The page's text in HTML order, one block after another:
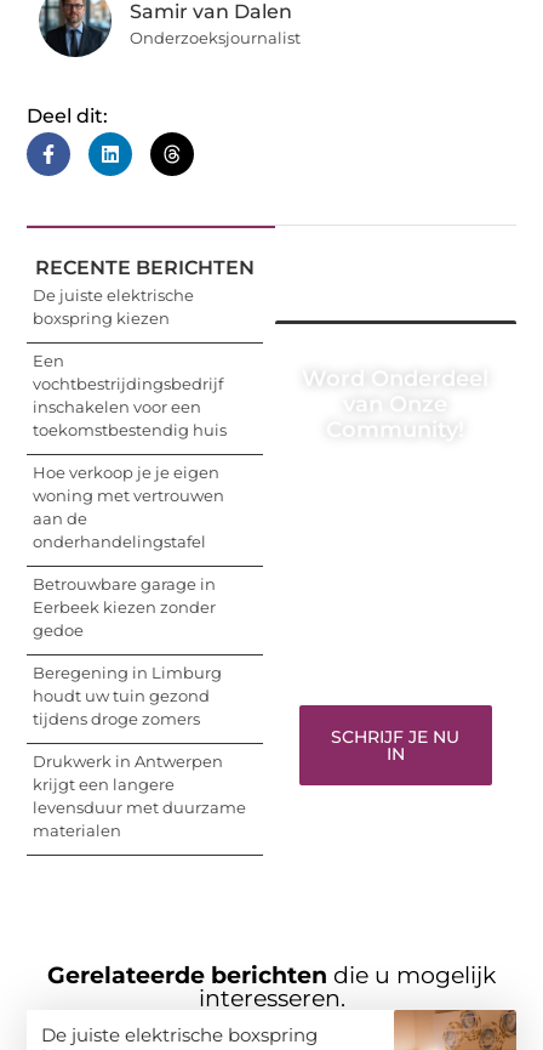
Samir van Dalen
Onderzoeksjournalist
Deel dit:
RECENTE BERICHTEN
De juiste elektrische
boxspring kiezen
Een
vochtbestrijdingsbedrijf
inschakelen voor een
toekomstbestendig huis
Hoe verkoop je je eigen
woning met vertrouwen
aan de
onderhandelingstafel
Betrouwbare garage in
Eerbeek kiezen zonder
gedoe
Beregening in Limburg
houdt uw tuin gezond
tijdens droge zomers
Drukwerk in Antwerpen
krijgt een langere
levensduur met duurzame
materialen
Word Onderdeel
van Onze
Community!
SCHRIJF JE NU
IN
Gerelateerde berichten die u mogelijk
interesseren.
De juiste elektrische boxspring